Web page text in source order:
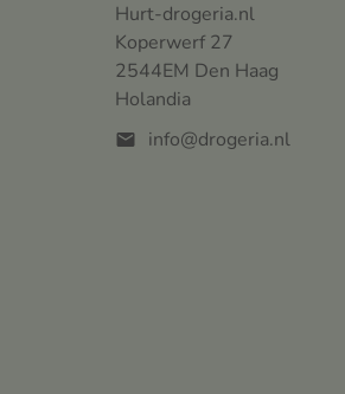
Hurt-drogeria.nl
Koperwerf 27
2544EM Den Haag
Holandia
mail info@drogeria.nl